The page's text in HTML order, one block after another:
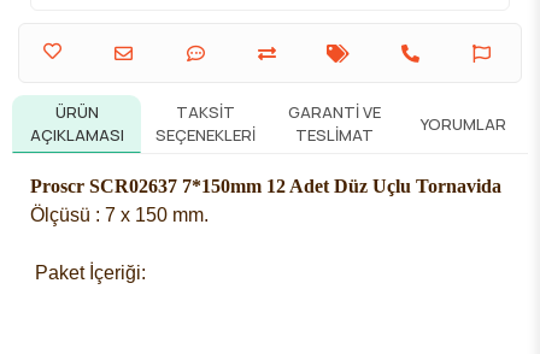
ÜRÜN
AÇIKLAMASI
TAKSIT
SEÇENEKLERI
GARANTI VE
TESLIMAT
YORUMLAR
Proscr SCR02637 7*150mm 12 Adet Düz Uçlu Tornavida
Ölçüsü : 7 x 150 mm.
Paket İçeriği: